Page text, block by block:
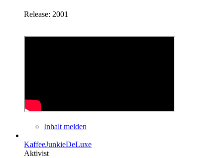
Release: 2001
Inhalt melden
KaffeeJunkieDeLuxe
Aktivist